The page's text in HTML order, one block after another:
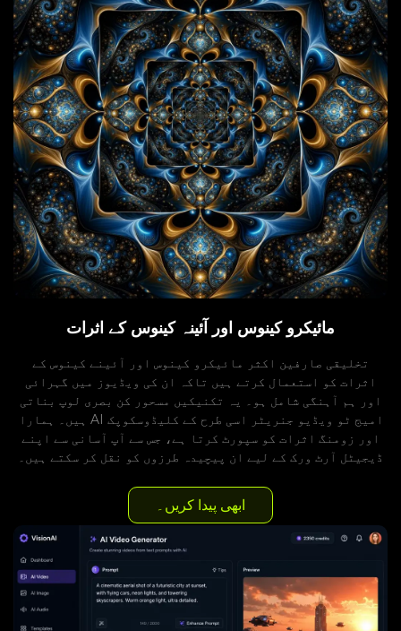
مائیکرو کینوس اور آئینہ کینوس کے اثرات
تخلیقی صارفین اکثر مائیکرو کینوس اور آئینے کینوس کے
اثرات کو استعمال کرتے ہیں تاکہ ان کی ویڈیوز میں گہرائی
اور ہم آہنگی شامل ہو۔ یہ تکنیکیں مسحور کن بصری لوپ بناتی
ہیں۔ ہمارا AI امیج ٹو ویڈیو جنریٹر اسی طرح کے کلیڈوسکوپک
اور زومنگ اثرات کو سپورٹ کرتا ہے، جس سے آپ آسانی سے اپنے
ڈیجیٹل آرٹ ورک کے لیے ان پیچیدہ طرزوں کو نقل کر سکتے ہیں۔
ابھی پیدا کریں۔